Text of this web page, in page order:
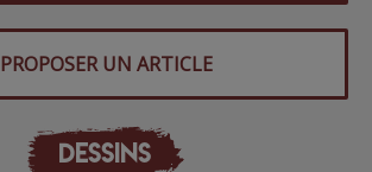
PROPOSER UN ARTICLE
DESSINS